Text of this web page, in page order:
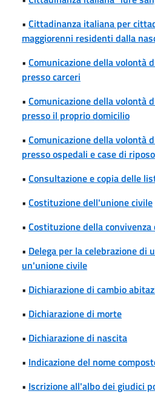
• Cittadinanza italiana per
maggiorenni residenti dalla
• Comunicazione della volontà
presso carceri
• Comunicazione della volontà
presso il proprio domicilio
• Comunicazione della volontà
presso ospedali e case di riposo
• Consultazione e copia delle
• Costituzione dell'unione civile
• Costituzione della
• Delega per la celebrazione di
un'unione civile
• Dichiarazione di cambio
• Dichiarazione di morte
• Dichiarazione di nascita
• Indicazione del nome
• Iscrizione all'albo dei giudici